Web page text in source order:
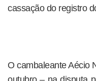
cassação do registro
O cambaleante Aécio